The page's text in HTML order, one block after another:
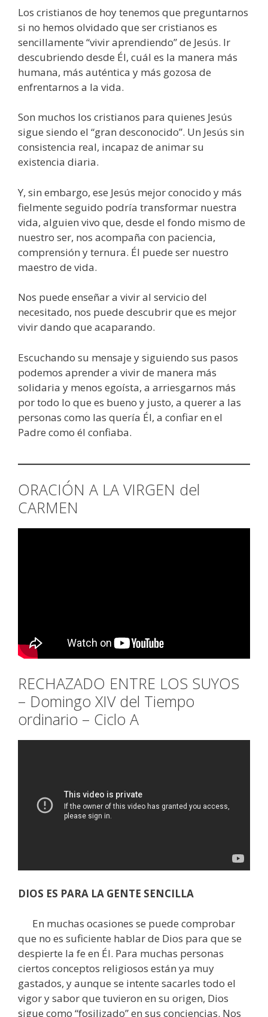
Los cristianos de hoy tenemos que preguntarnos
si no hemos olvidado que ser cristianos es
sencillamente “vivir aprendiendo” de Jesús. Ir
descubriendo desde Él, cuál es la manera más
humana, más auténtica y más gozosa de
enfrentarnos a la vida.
Son muchos los cristianos para quienes Jesús
sigue siendo el “gran desconocido”. Un Jesús sin
consistencia real, incapaz de animar su
existencia diaria.
Y, sin embargo, ese Jesús mejor conocido y más
fielmente seguido podría transformar nuestra
vida, alguien vivo que, desde el fondo mismo de
nuestro ser, nos acompaña con paciencia,
comprensión y ternura. Él puede ser nuestro
maestro de vida.
Nos puede enseñar a vivir al servicio del
necesitado, nos puede descubrir que es mejor
vivir dando que acaparando.
Escuchando su mensaje y siguiendo sus pasos
podemos aprender a vivir de manera más
solidaria y menos egoísta, a arriesgarnos más
por todo lo que es bueno y justo, a querer a las
personas como las quería Él, a confiar en el
Padre como él confiaba.
ORACIÓN A LA VIRGEN del
CARMEN
RECHAZADO ENTRE LOS SUYOS
– Domingo XIV del Tiempo
ordinario – Ciclo A
DIOS ES PARA LA GENTE SENCILLA
En muchas ocasiones se puede comprobar
que no es suficiente hablar de Dios para que se
despierte la fe en Él. Para muchas personas
ciertos conceptos religiosos están ya muy
gastados, y aunque se intente sacarles todo el
vigor y sabor que tuvieron en su origen, Dios
sigue como “fosilizado” en sus conciencias. Nos